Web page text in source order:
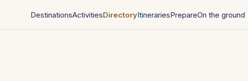
DestinationsActivitiesDirectoryItinerariesPrepareOn the ground